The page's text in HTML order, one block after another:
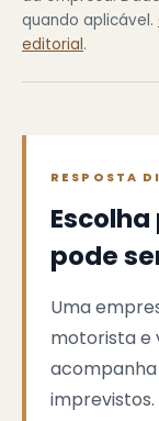
quando aplicável.
editorial.
RESPOSTA
pode
Uma
motorista e